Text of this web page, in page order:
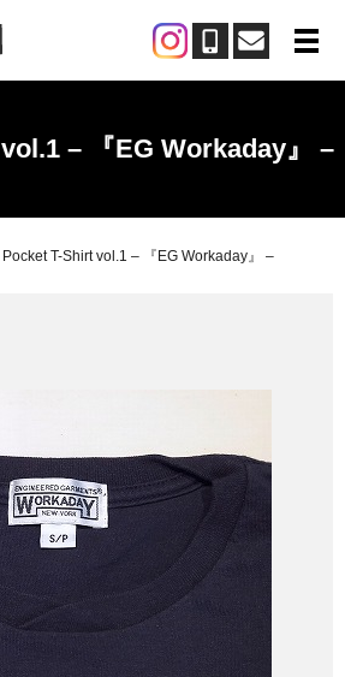
メ
– 『EG Workaday』 –
Pocket T-Shirt vol.1 – 『EG Workaday』 –